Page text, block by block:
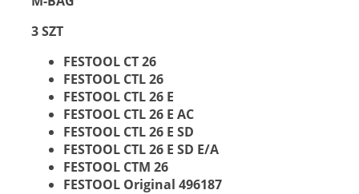
3 SZT
FESTOOL CT 26
FESTOOL CTL 26
FESTOOL CTL 26 E
FESTOOL CTL 26 E AC
FESTOOL CTL 26 E SD
FESTOOL CTL 26 E SD E/A
FESTOOL CTM 26
FESTOOL Original 496187